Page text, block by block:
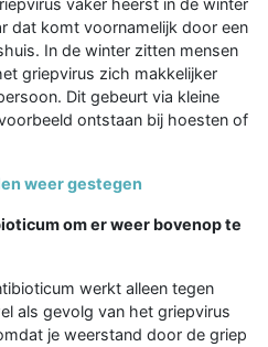
vaker heerst in de winter
dat komt voornamelijk door een
In de winter zitten mensen
griepvirus zich makkelijker
Dit gebeurt via kleine
ontstaan bij hoesten of
weer gestegen
om er weer bovenop te
werkt alleen tegen
als gevolg van het griepvirus
je weerstand door de griep